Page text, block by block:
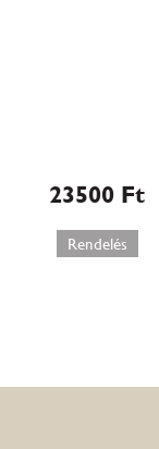
23500 Ft
Rendelés